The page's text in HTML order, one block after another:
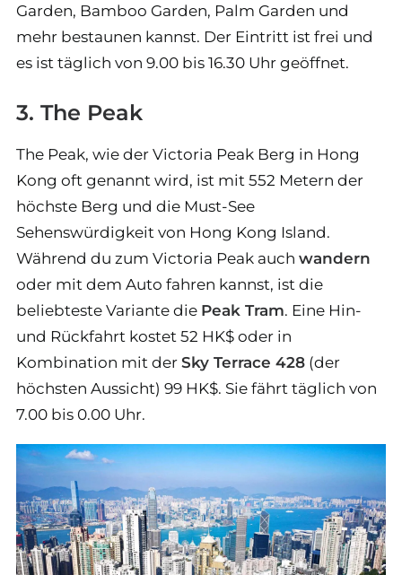
Garden, Bamboo Garden, Palm Garden und
mehr bestaunen kannst. Der Eintritt ist frei und
es ist täglich von 9.00 bis 16.30 Uhr geöffnet.
3. The Peak
The Peak, wie der Victoria Peak Berg in Hong
Kong oft genannt wird, ist mit 552 Metern der
höchste Berg und die Must-See
Sehenswürdigkeit von Hong Kong Island.
Während du zum Victoria Peak auch wandern
oder mit dem Auto fahren kannst, ist die
beliebteste Variante die Peak Tram. Eine Hin-
und Rückfahrt kostet 52 HK$ oder in
Kombination mit der Sky Terrace 428 (der
höchsten Aussicht) 99 HK$. Sie fährt täglich von
7.00 bis 0.00 Uhr.